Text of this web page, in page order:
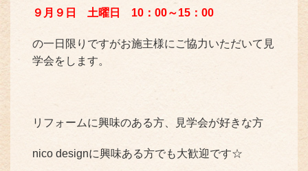
９月９日 土曜日 10：00～15：00
の一日限りですがお施主様にご協力いただいて見
学会をします。
リフォームに興味のある方、見学会が好きな方
nico designに興味ある方でも大歓迎です☆